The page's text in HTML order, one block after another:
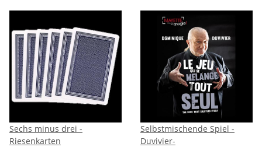
Sechs minus drei -
Riesenkarten
Selbstmischende Spiel -
Duvivier-